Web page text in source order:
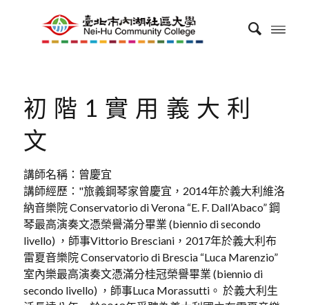
初階1實用義大利
文
講師名稱：曾慶宜
講師經歷："旅義鋼琴家曾慶宜，2014年於義大利維洛
納音樂院 Conservatorio di Verona “E. F. Dall’Abaco” 鋼
琴最高演奏文憑榮譽滿分畢業 (biennio di secondo
livello) ，師事Vittorio Bresciani，2017年於義大利布
雷夏音樂院 Conservatorio di Brescia “Luca Marenzio”
室內樂最高演奏文憑滿分桂冠榮譽畢業 (biennio di
secondo livello) ，師事Luca Morassutti。 於義大利生